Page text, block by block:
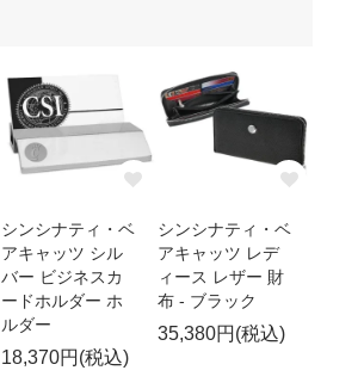
シンシナティ・ベ
アキャッツ シル
バー ビジネスカ
ードホルダー ホ
ルダー
18,370円(税込)
シンシナティ・ベ
アキャッツ レデ
ィース レザー 財
布 - ブラック
35,380円(税込)